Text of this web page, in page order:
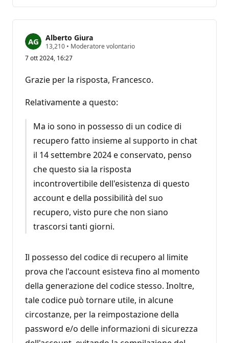
Alberto Giura
13,210 P
n
d
r
e
t
a
z
i
o
n
• Moderatore volontario
7 ott 2024, 16:27
Grazie per la risposta, Francesco.
Relativamente a questo:
Ma io sono in possesso di un codice di
recupero fatto insieme al supporto in chat
il 14 settembre 2024 e conservato, penso
che questo sia la risposta
incontrovertibile dell'esistenza di questo
account e della possibilità del suo
recupero, visto pure che non siano
trascorsi tanti giorni.
Il possesso del codice di recupero al limite
prova che l'account esisteva fino al momento
della generazione del codice stesso. Inoltre,
tale codice può tornare utile, in alcune
circostanze, per la reimpostazione della
password e/o delle informazioni di sicurezza